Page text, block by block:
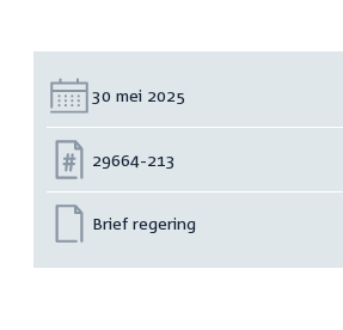
Datum:
30 mei 2025
Nummer:
29664-213
Brief regering